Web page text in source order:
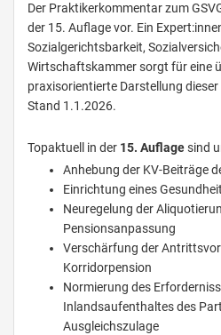
Der Praktikerkommentar zum
der 15. Auflage vor. Ein
Sozialgerichtsbarkeit,
Wirtschaftskammer sorgt für eine
praxisorientierte Darstellung
Stand 1.1.2026.
Topaktuell in der 15. Auflagesind
Anhebung der KV-Beiträge
Einrichtung eines
Neuregelung der
Pensionsanpassung
Verschärfung der
Korridorpension
Normierung des
Inlandsaufenthaltes des
Ausgleichszulage